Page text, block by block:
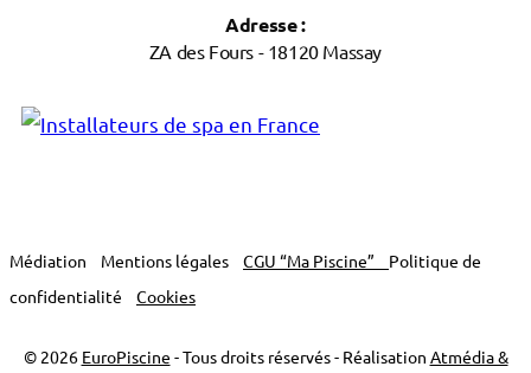
Adresse :
ZA des Fours - 18120 Massay
Médiation Mentions légales CGU “Ma Piscine” Politique de
confidentialité
Cookies
© 2026 EuroPiscine - Tous droits réservés - Réalisation Atmédia &